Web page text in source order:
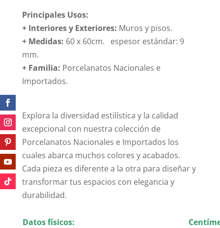
Principales Usos:
+ Interiores y Exteriores: Muros y pisos.
+ Medidas: 60 x 60cm. espesor estándar: 9
mm.
+ Familia: Porcelanatos Nacionales e
Importados.
Explora la diversidad estilística y la calidad
excepcional con nuestra colección de
Porcelanatos Nacionales e Importados los
cuales abarca muchos colores y acabados.
Cada pieza es diferente a la otra para diseñar y
transformar tus espacios con elegancia y
durabilidad.
Datos físicos: